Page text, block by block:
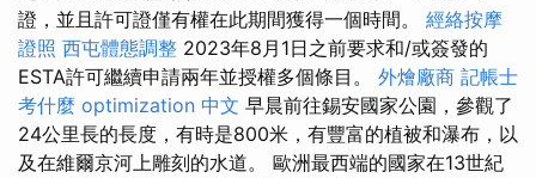
證，並且許可證僅有權在此期間獲得一個時間。 經絡按摩
證照 西屯體態調整 2023年8月1日之前要求和/或簽發的
ESTA許可繼續申請兩年並授權多個條目。 外燴廠商 記帳士
考什麼 optimization 中文 早晨前往錫安國家公園，參觀了
24公里長的長度，有時是800米，有豐富的植被和瀑布，以
及在維爾京河上雕刻的水道。 歐洲最西端的國家在13世紀